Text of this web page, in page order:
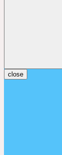
close